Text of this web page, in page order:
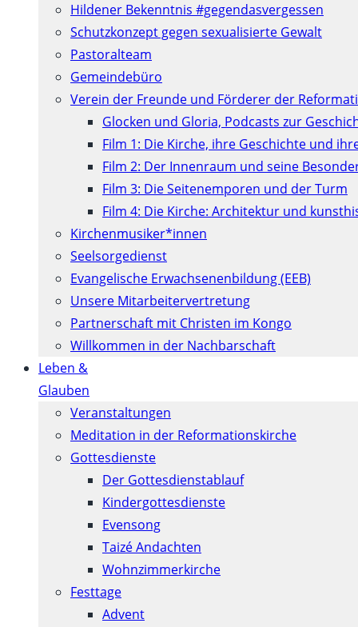
Hildener Bekenntnis #gegendasvergessen
Schutzkonzept gegen sexualisierte Gewalt
Pastoralteam
Gemeindebüro
Verein der Freunde und Förderer der
Glocken und Gloria, Podcasts zur
Film 1: Die Kirche, ihre Geschichte und
Film 2: Der Innenraum und seine
Film 3: Die Seitenemporen und der Turm
Film 4: Die Kirche: Architektur und
Kirchenmusiker*innen
Seelsorgedienst
Evangelische Erwachsenenbildung (EEB)
Unsere Mitarbeitervertretung
Partnerschaft mit Christen im Kongo
Willkommen in der Nachbarschaft
Leben &
Glauben
Veranstaltungen
Meditation in der Reformationskirche
Gottesdienste
Der Gottesdienstablauf
Kindergottesdienste
Evensong
Taizé Andachten
Wohnzimmerkirche
Festtage
Advent